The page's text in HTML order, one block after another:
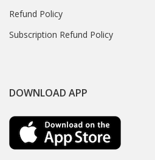
Refund Policy
Subscription Refund Policy
DOWNLOAD APP